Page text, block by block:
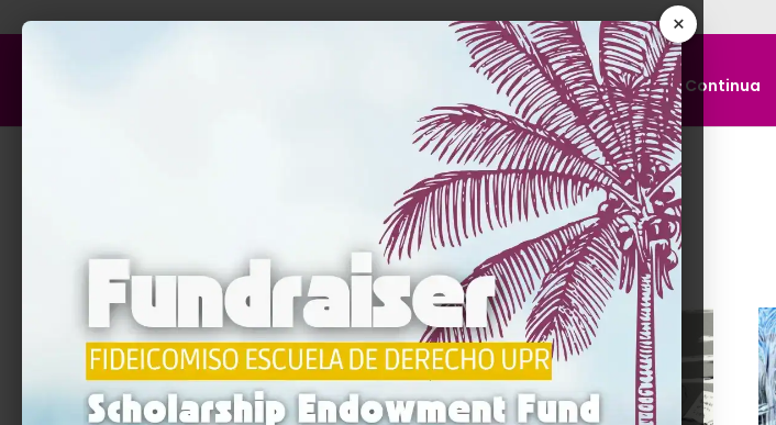
×
Nosotros Educación Continua
Showing all 5 results